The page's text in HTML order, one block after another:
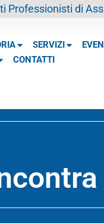
Professionisti di
SERVIZI
CONTATTI